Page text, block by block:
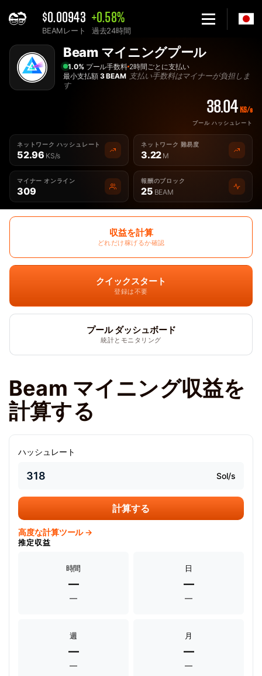
$0.00943
BEAMレート
+0.58%
過去24時間
Home
最高の Beam マイニングプール - 2Miners
Beam マイニングプール
1.0%プール手数料 2時間ごとに支払い
最小支払額 3 BEAM 支払い手数料はマイナーが負担しま
す
38.04 KS/s
プール ハッシュレート
ネットワーク ハッシュレート
52.96 KS/s
ネットワーク 難易度
3.22 M
マイナー オンライン
309
報酬のブロック
25 BEAM
収益を計算
どれだけ稼げるか確認
クイックスタート
登録は不要
プール ダッシュボード
統計とモニタリング
Beam マイニング収益を
計算する
ハッシュレート
Sol/s
計算する
高度な計算ツール →
推定収益
時間
—
—
日
—
—
週
—
—
月
—
—